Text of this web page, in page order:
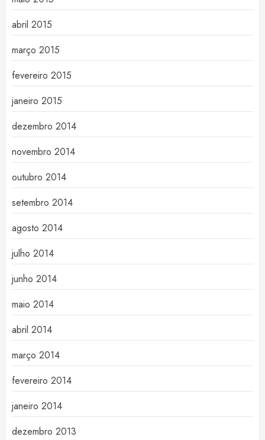
abril 2015
março 2015
fevereiro 2015
janeiro 2015
dezembro 2014
novembro 2014
outubro 2014
setembro 2014
agosto 2014
julho 2014
junho 2014
maio 2014
abril 2014
março 2014
fevereiro 2014
janeiro 2014
dezembro 2013